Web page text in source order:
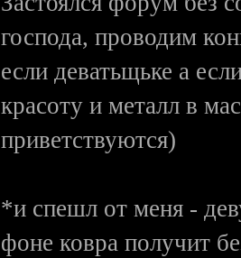
господа, проводим
если деватьщьке а
красоту и металл в
приветствуются)
*и спешл от меня -
фоне ковра получит